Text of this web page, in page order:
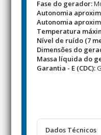
Fase do gerador:
Autonomia
Autonomia
Temperatura
Nível de ruído (7
Dimensões do
Massa líquida do
Garantia - E (CDC):
Dados Técnicos